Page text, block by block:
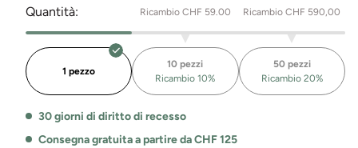
quantità
per
Premium
Zip
Troyer
Oslo
quantità
Premium
Zip
Troyer
Oslo
Quantità: Ricambio CHF 59.00 Ricambio CHF 590,00
1 pezzo
10 pezzi
Ricambio 10%
50 pezzi
Ricambio 20%
30 giorni di diritto di recesso
Consegna gratuita a partire da CHF 125